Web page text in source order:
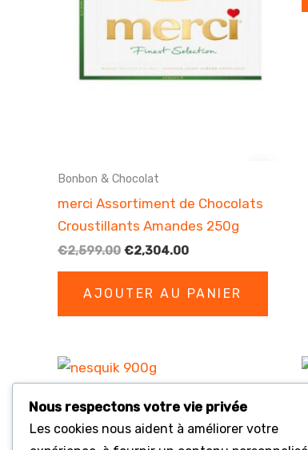
Bonbon & Chocolat
merci Assortiment de Chocolats
Croustillants Amandes 250g
€2,599.00 Le
était :
€2,304.00Le
est :
AJOUTER AU PANIER
Nesquik 900g
€742.00 €
Nous respectons votre vie privée
Les cookies nous aident à améliorer votre